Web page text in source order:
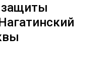
защиты